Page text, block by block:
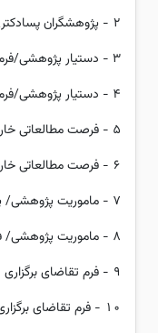
2 -
پژوهشگران
3 -
دستیار پژوهشی/
4 -
دستیار پژوهشی/
5 -
فرصت مطالعاتی
6 -
فرصت مطالعاتی
7 -
ماموریت پژوهشی/
8 -
ماموریت پژوهشی/
9 -
فرم تقاضای
10 -
فرم تقاضای